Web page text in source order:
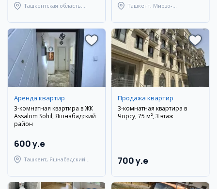
Ташкентская область,
Ташкент, Мирзо-
Аренда квартир
3-комнатная квартира в ЖК
Assalom Sohil, Яшнабадский
район
600 y.e
Ташкент, Яшнабадский
Продажа квартир
3-комнатная квартира в
Чорсу, 75 м², 3 этаж
700 y.e